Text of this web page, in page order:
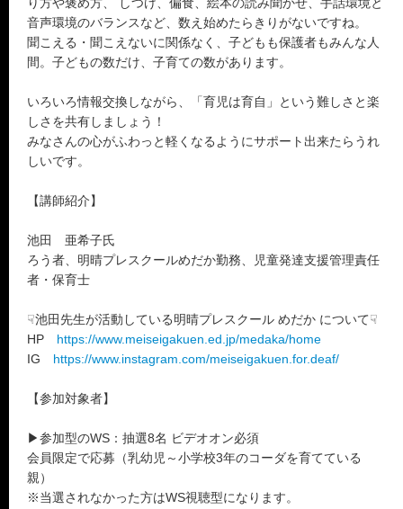
音声環境のバランスなど、数え始めたらきりがないですね。
聞こえる・聞こえないに関係なく、子どもも保護者もみんな人
間。子どもの数だけ、子育ての数があります。
いろいろ情報交換しながら、「育児は育自」という難しさと楽
しさを共有しましょう！
みなさんの心がふわっと軽くなるようにサポート出来たらうれ
しいです。
【講師紹介】
池田 亜希子氏
ろう者、明晴プレスクールめだか勤務、児童発達支援管理責任
者・保育士
☟池田先生が活動している明晴プレスクール めだか について☟
HP https://www.meiseigakuen.ed.jp/medaka/home
IG https://www.instagram.com/meiseigakuen.for.deaf/
【参加対象者】
▶参加型のWS：抽選8名 ビデオオン必須
会員限定で応募（乳幼児～小学校3年のコーダを育てている
親）
※当選されなかった方はWS視聴型になります。